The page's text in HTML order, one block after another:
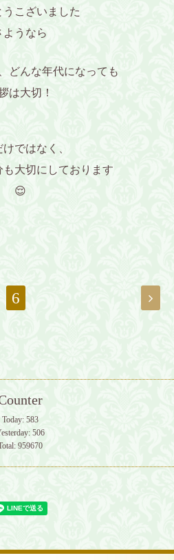
うこざいました
ようなら
どんな年代になっても
は大切！
ではなく、
も大切にしております
😌
6
Today: 583
506
959670